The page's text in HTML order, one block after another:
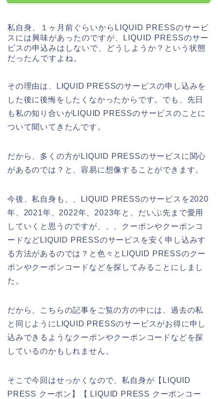
私自身、１ヶ月前ぐらいからLIQUID PRESSのサービ
スには興味があったのですが、LIQUID PRESSのサー
ビスの申込みはしないで、どうしようか？という状態
だったんですよね。
その理由は、LIQUID PRESSのサービスの申し込みを
した後に後悔をしたくなかったからです。でも、先日
も私の知り合いがLIQUID PRESSのサービスのことに
ついて聞いてきたんです。
だから、多くの方がLIQUID PRESSのサービスに関心
があるのでは？と、容易に想像することができます。
今後、私自身も、、LIQUID PRESSのサービスを2020
年、2021年、2022年、2023年と、だいぶ先まで愛用
していくと思うのですが、、、クーポンやクーポンコ
ードなどLIQUID PRESSのサービスを安く申し込みす
る方法があるのでは？と色々とLIQUID PRESSのクー
ポンやクーポンコードなどを探してみることにしまし
た。
だから、こちらの記事をご覧の方の中には、過去の私
と同じようにLIQUID PRESSのサービスがお得に申し
込みできるようなクーポンやクーポンコードなどを探
しているのかもしれません。
そこで今回はせっかくなので、私自身が【LIQUID
PRESS クーポン】【 LIQUID PRESS クーポンコー